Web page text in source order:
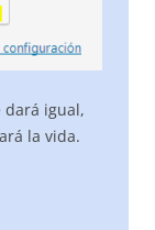
dará igual,
la vida.